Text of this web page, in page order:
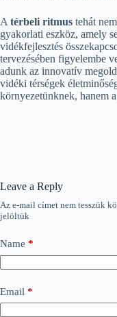
A térbeli ritmus tehát
gyakorlati eszköz, amely
vidékfejlesztés
tervezésében figyelembe
adunk az innovatív
vidéki térségek
környezetünknek, hanem
Leave a Reply
Az e-mail címet nem tesszük
jelöltük
Name *
Email *